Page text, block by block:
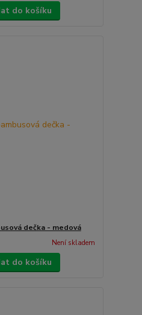
do košíku
dečka - medová
Není skladem
do košíku